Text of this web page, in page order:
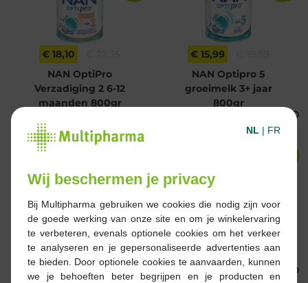
€ 18,10
NAN OptiPro
Verzadiging 2 6-12
maanden 800gr
€ 15,99
NAN Optipro 5
groeimelk 3+ jaar
800gr
€ 18,99
€ 22,99
Nan Evolia 2
Opvolgmelk 6-12
maanden 800gr
€ 16,25
€ 19,59
NAN Optipro 3
groeimelk 1+ jaar 800gr
NL | FR
Wij beschermen je privacy
Bij Multipharma gebruiken we cookies die nodig zijn voor
de goede werking van onze site en om je winkelervaring
te verbeteren, evenals optionele cookies om het verkeer
te analyseren en je gepersonaliseerde advertenties aan
te bieden. Door optionele cookies te aanvaarden, kunnen
we je behoeften beter begrijpen en je producten en